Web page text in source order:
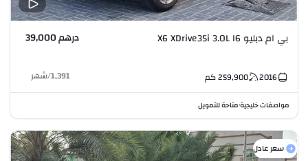
بي ام دبليو X6 XDrive35i 3.0L I6 درهم 39,000
2016
259,900كم 1,391
/شهر
مواصفات خليجية•متاحة للتمويل
سعر عادل